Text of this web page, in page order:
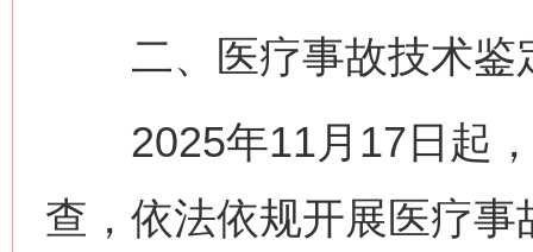
二、医疗事故技术鉴
2025年11月17日起，
查，依法依规开展医疗